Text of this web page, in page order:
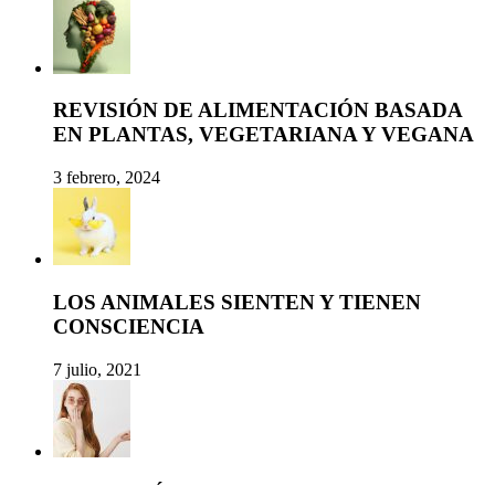
REVISIÓN DE ALIMENTACIÓN BASADA
EN PLANTAS, VEGETARIANA Y VEGANA
3 febrero, 2024
LOS ANIMALES SIENTEN Y TIENEN
CONSCIENCIA
7 julio, 2021